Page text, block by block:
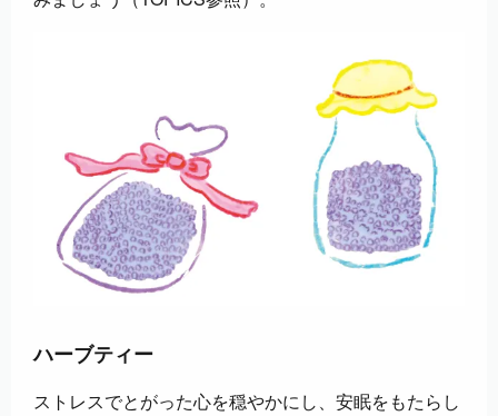
ハーブティー
ストレスでとがった心を穏やかにし、安眠をもたらし